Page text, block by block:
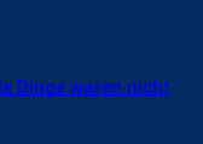
Dinge waren nicht